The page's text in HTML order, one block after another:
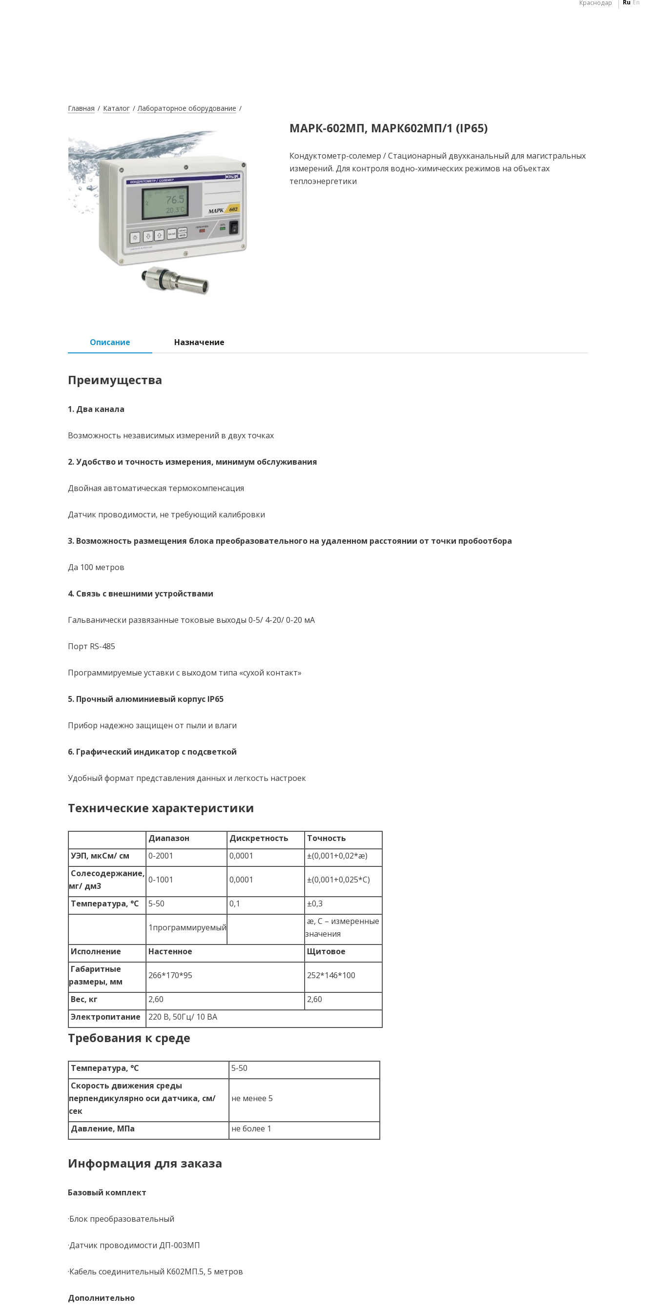
Краснодар Ru En
Главная Каталог Лабораторное оборудование
МАРК-602МП, МАРК602МП/1 (IP65)
Кондуктометр-солемер / Стационарный двухканальный для магистральных
измерений. Для контроля водно-химических режимов на объектах
теплоэнергетики
Описание Назначение
Преимущества
1. Два канала
Возможность независимых измерений в двух точках
2. Удобство и точность измерения, минимум обслуживания
Двойная автоматическая термокомпенсация
Датчик проводимости, не требующий калибровки
3. Возможность размещения блока преобразовательного на удаленном расстоянии от точки пробоотбора
Да 100 метров
4. Связь с внешними устройствами
Гальванически развязанные токовые выходы 0-5/ 4-20/ 0-20 мА
Порт RS-485
Программируемые уставки с выходом типа «сухой контакт»
5. Прочный алюминиевый корпус IP65
Прибор надежно защищен от пыли и влаги
6. Графический индикатор с подсветкой
Удобный формат представления данных и легкость настроек
Технические характеристики
Диапазон Дискретность
Точность
УЭП, мкСм/ см
0-2001 0,0001
±(0,001+0,02*æ)
Солесодержание,
мг/ дм3
0-1001 0,0001 ±(0,001+0,025*С)
Температура, °C 5-50 0,1 ±0,3
1программируемый
æ, С – измеренные
значения
Исполнение
Настенное
Щитовое
Габаритные
размеры, мм
266*170*95 252*146*100
Вес, кг 2,60
2,60
Электропитание
220 В, 50Гц/ 10 ВА
Требования к среде
Температура, °C
5-50
Скорость движения среды
перпендикулярно оси датчика, см/
сек
не менее 5
Давление, МПа не более 1
Информация для заказа
Базовый комплект
·Блок преобразовательный
·Датчик проводимости ДП-003МП
·Кабель соединительный К602МП.5, 5 метров
Дополнительно